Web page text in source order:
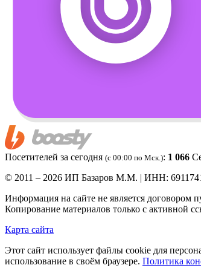
Посетителей за сегодня (c 00:00 по Мск.): 1 066
© 2011 – 2026 ИП Базаров М.М. | ИНН:
Информация на сайте не является договором
Копирование материалов только с активной
Карта сайта
Этот сайт использует файлы cookie для
использование в своём браузере. Политика